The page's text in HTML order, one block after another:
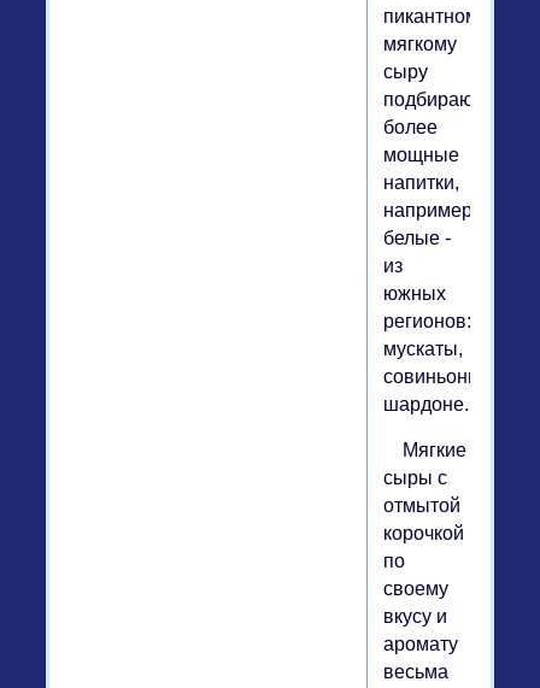
пикантному
мягкому
сыру
подбирают
более
мощные
напитки,
например,
белые -
из
южных
регионов:
мускаты,
совиньоны,
шардоне.
Мягкие
сыры с
отмытой
корочкой
по
своему
вкусу и
аромату
весьма